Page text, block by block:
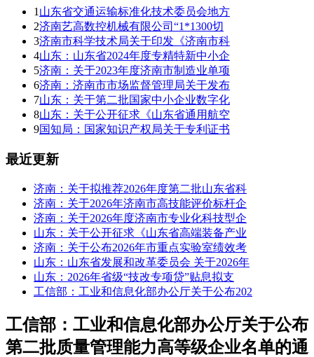
1山东省交通运输标准化技术委员会地方
2济南艺高数控机械有限公司“1*1300切
3济南市科学技术局关于印发《济南市科
4山东：山东省2024年度专精特新中小企
5济南：关于2023年度济南市制造业单项
6济南：济南市市场监督管理局关于发布
7山东：关于第二批国家中小企业数字化
8山东：关于公开征求《山东省通用航空
9国知局：国家知识产权局关于专利证书
最近更新
济南：关于拟推荐2026年度第二批山东省科
济南：关于2026年济南市高技能评价标杆企
济南：关于2026年度济南市专业化科技型企
山东：关于公开征求《山东省高端装备产业
济南：关于公布2026年市重点实验室绩效考
山东：山东省发展和改革委员会 关于2026年
山东：2026年省级“技改专项贷”贴息拟支
工信部：工业和信息化部办公厅关于公布202
工信部：工业和信息化部办公厅关于公布
第二批质量管理能力高等级企业名单的通